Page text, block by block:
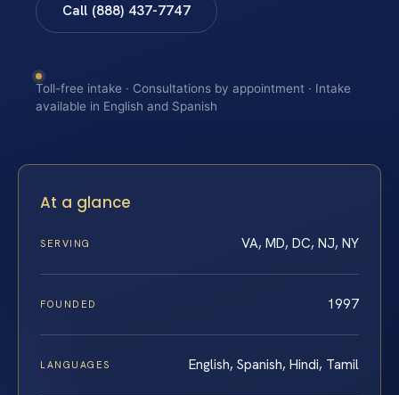
Call (888) 437-7747
Toll-free intake · Consultations by appointment · Intake
available in English and Spanish
At a glance
SERVING VA, MD, DC, NJ, NY
FOUNDED 1997
LANGUAGES English, Spanish, Hindi, Tamil